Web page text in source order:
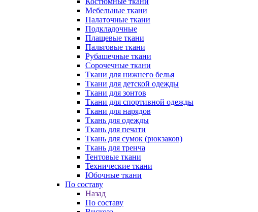
Мебельные ткани
Палаточные ткани
Подкладочные
Плащевые ткани
Пальтовые ткани
Рубашечные ткани
Сорочечные ткани
Ткани для нижнего белья
Ткани для детской одежды
Ткани для зонтов
Ткани для спортивной одежды
Ткани для нарядов
Ткань для одежды
Ткань для печати
Ткань для сумок (рюкзаков)
Ткань для тренча
Тентовые ткани
Технические ткани
Юбочные ткани
По составу
Назад
По составу